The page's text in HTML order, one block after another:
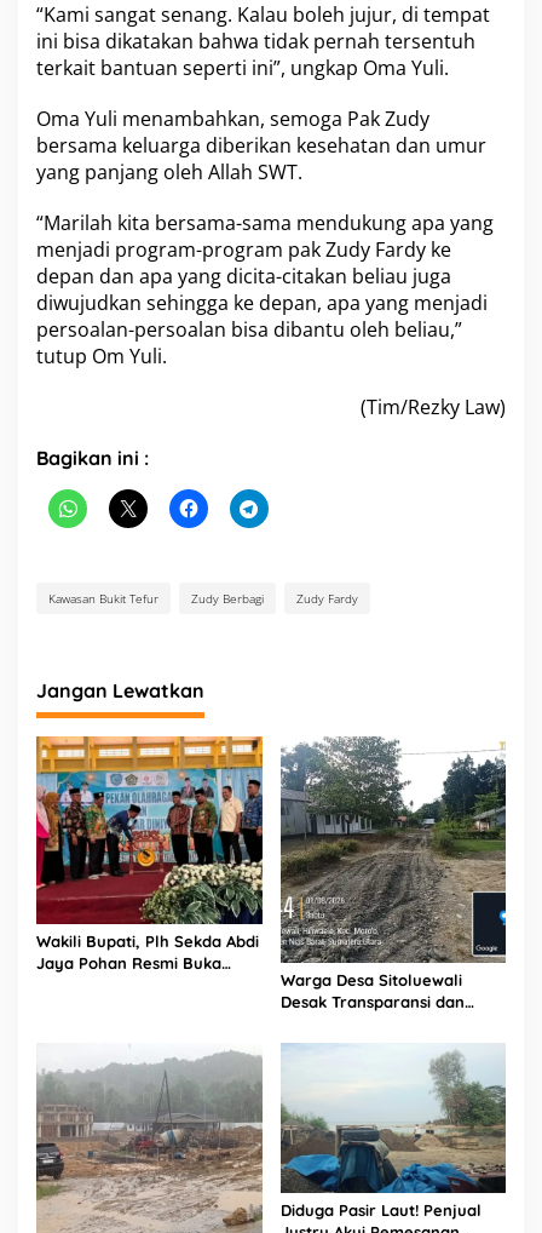
“Kami sangat senang. Kalau boleh jujur, di tempat
ini bisa dikatakan bahwa tidak pernah tersentuh
terkait bantuan seperti ini”, ungkap Oma Yuli.
Oma Yuli menambahkan, semoga Pak Zudy
bersama keluarga diberikan kesehatan dan umur
yang panjang oleh Allah SWT.
“Marilah kita bersama-sama mendukung apa yang
menjadi program-program pak Zudy Fardy ke
depan dan apa yang dicita-citakan beliau juga
diwujudkan sehingga ke depan, apa yang menjadi
persoalan-persoalan bisa dibantu oleh beliau,”
tutup Om Yuli.
(Tim/Rezky Law)
Bagikan ini :
Kawasan Bukit Tefur Zudy Berbagi Zudy Fardy
Jangan Lewatkan
Wakili Bupati, Plh Sekda Abdi
Jaya Pohan Resmi Buka
Warga Desa Sitoluewali
Desak Transparansi dan
Jalan, Diduga Minim
Diduga Pasir Laut! Penjual